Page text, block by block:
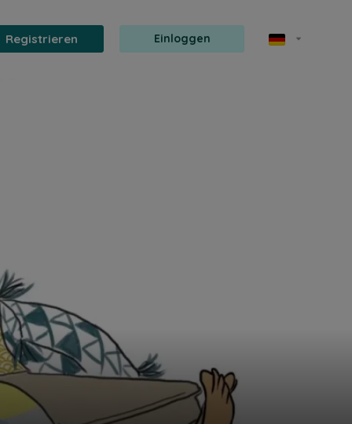
Registrieren Einloggen